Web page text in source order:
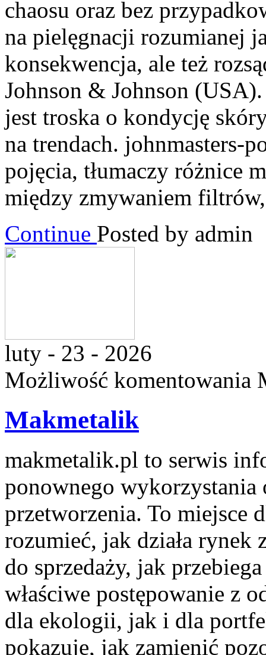
chaosu oraz bez
na pielęgnacji rozumianej
konsekwencja, ale też
Johnson & Johnson
jest troska o kondycję
na trendach. johnmasters-
pojęcia, tłumaczy różnice
między zmywaniem
Continue Posted by admin
luty - 23 - 2026
Możliwość komentowania
Makmetalik
makmetalik.pl to serwis
ponownego wykorzystania
przetworzenia. To miejsce
rozumieć, jak działa rynek
do sprzedaży, jak
właściwe postępowanie z
dla ekologii, jak i dla
pokazuje, jak zamienić